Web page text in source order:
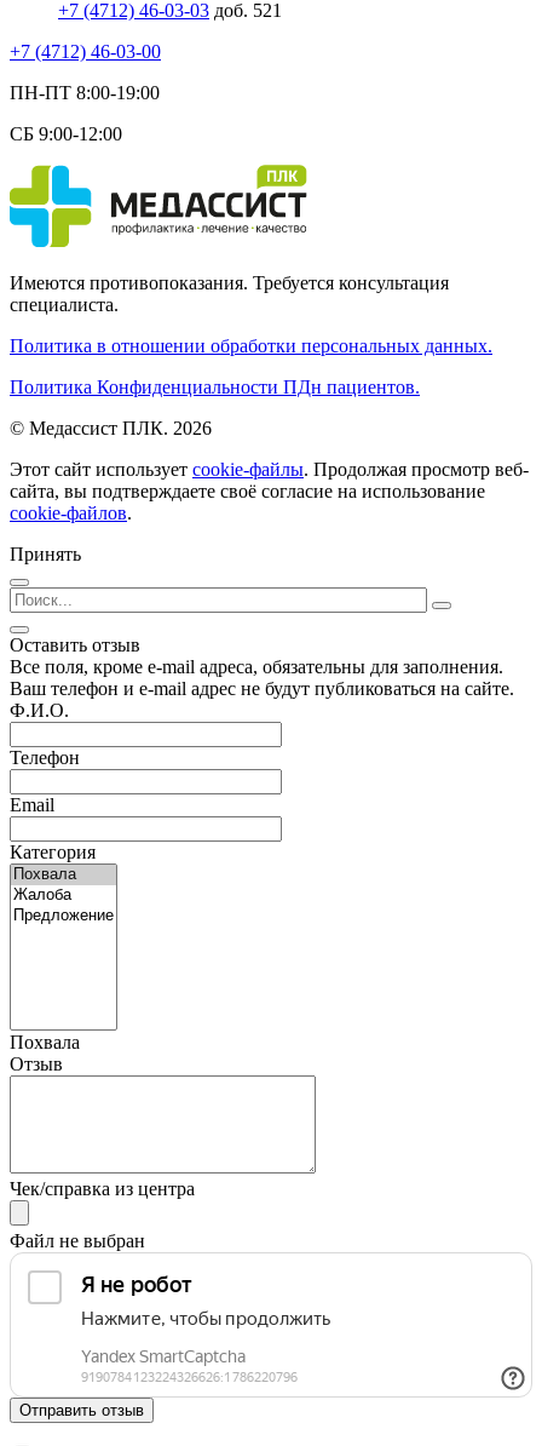
+7 (4712) 46-03-03 доб. 521
+7 (4712) 46-03-00
ПН-ПТ 8:00-19:00
СБ 9:00-12:00
Имеются противопоказания. Требуется консультация
специалиста.
Политика в отношении обработки персональных данных.
Политика Конфиденциальности ПДн пациентов.
© Медассист ПЛК. 2026
Этот сайт использует cookie-файлы. Продолжая просмотр веб-
сайта, вы подтверждаете своё согласие на использование
cookie-файлов.
Принять
Оставить отзыв
Все поля, кроме e-mail адреса, обязательны для заполнения.
Ваш телефон и e-mail адрес не будут публиковаться на сайте.
Ф.И.О.
Телефон
Email
Категория
Похвала
Отзыв
Чек/справка из центра
Файл не выбран
Отправить отзыв